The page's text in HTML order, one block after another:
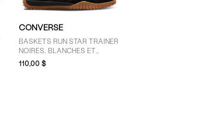
CONVERSE
BASKETS RUN STAR TRAINER
NOIRES, BLANCHES ET
GOMME
110,00 $